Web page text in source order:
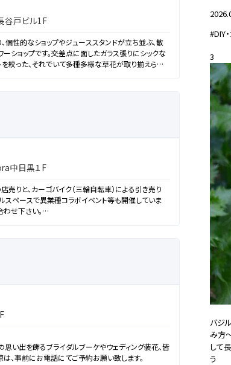
谷戸ビル1F
性的なショップやジューススタンドが立ち並ぶ、散
ショップです。交差点に面したガラス張りにシックな
絞った、それでいて多種多様な草花が取り揃えられ、
中目黒１F
と、カーゴバイク（三輪自転車）による引き売り
ルスペースで異業種コラボイベント等も開催していま
せ下さい。
い出を飾るブライダルブーケやウェディング装花、皆
、事前にお電話にてご予約お願い致します。
#DIY
3
バジ
み方
して
う